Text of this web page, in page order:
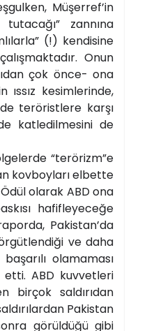
Müşerref’in
zannına
(!) kendisine
Onun
çok önce- ona
ıssız kesimlerinde,
teröristlere karşı
katledilmesini de
“terörizm”e
kovboyları elbette
olarak ABD ona
hafifleyeceğe
Pakistan’da
ve daha
olamaması
ABD kuvvetleri
birçok saldırıdan
Pakistan
görüldüğü gibi